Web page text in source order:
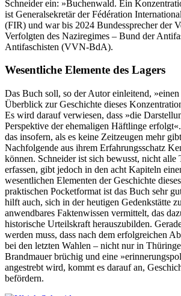
Schneider ein: »Buchenwald. Ein
ist Generalsekretär der Fédération
(FIR) und war bis 2024 Bundessprecher der
Verfolgten des Naziregimes – Bund der
Antifaschisten (VVN-BdA).
Wesentliche Elemente des Lagers
Das Buch soll, so der Autor einleitend, »einen
Überblick zur Geschichte dieses
Es wird darauf verwiesen, dass »die
Perspektive der ehemaligen Häftlinge
das insofern, als es keine Zeitzeugen mehr
Nachfolgende aus ihrem Erfahrungsschatz
können. Schneider ist sich bewusst, nicht alle
erfassen, gibt jedoch in den acht Kapiteln
wesentlichen Elementen der Geschichte
praktischen Pocketformat ist das Buch sehr
hilft auch, sich in der heutigen Gedenkstätte
anwendbares Faktenwissen vermittelt, das
historische Urteilskraft herauszubilden.
werden muss, dass nach dem erfolgreichen
bei den letzten Wahlen – nicht nur in
Brandmauer brüchig und eine
angestrebt wird, kommt es darauf an,
befördern.